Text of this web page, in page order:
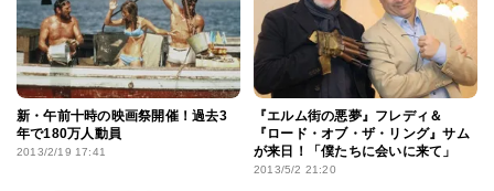
新・午前十時の映画祭開催！過去3
年で180万人動員
2013/2/19 17:41
『エルム街の悪夢』フレディ＆
『ロード・オブ・ザ・リング』サム
が来日！「僕たちに会いに来て」
2013/5/2 21:20